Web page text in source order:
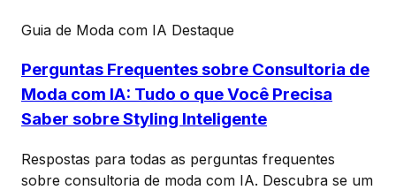
Guia de Moda com IA Destaque
Perguntas Frequentes sobre Consultoria de
Moda com IA: Tudo o que Você Precisa
Saber sobre Styling Inteligente
Respostas para todas as perguntas frequentes
sobre consultoria de moda com IA. Descubra se um